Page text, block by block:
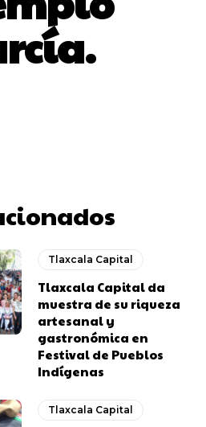
Tlaxcala Capital
Tlaxcala Capital da
muestra de su riqueza
artesanal y
gastronómica en
Festival de Pueblos
Indígenas
Tlaxcala Capital